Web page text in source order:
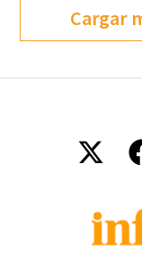
Cargar